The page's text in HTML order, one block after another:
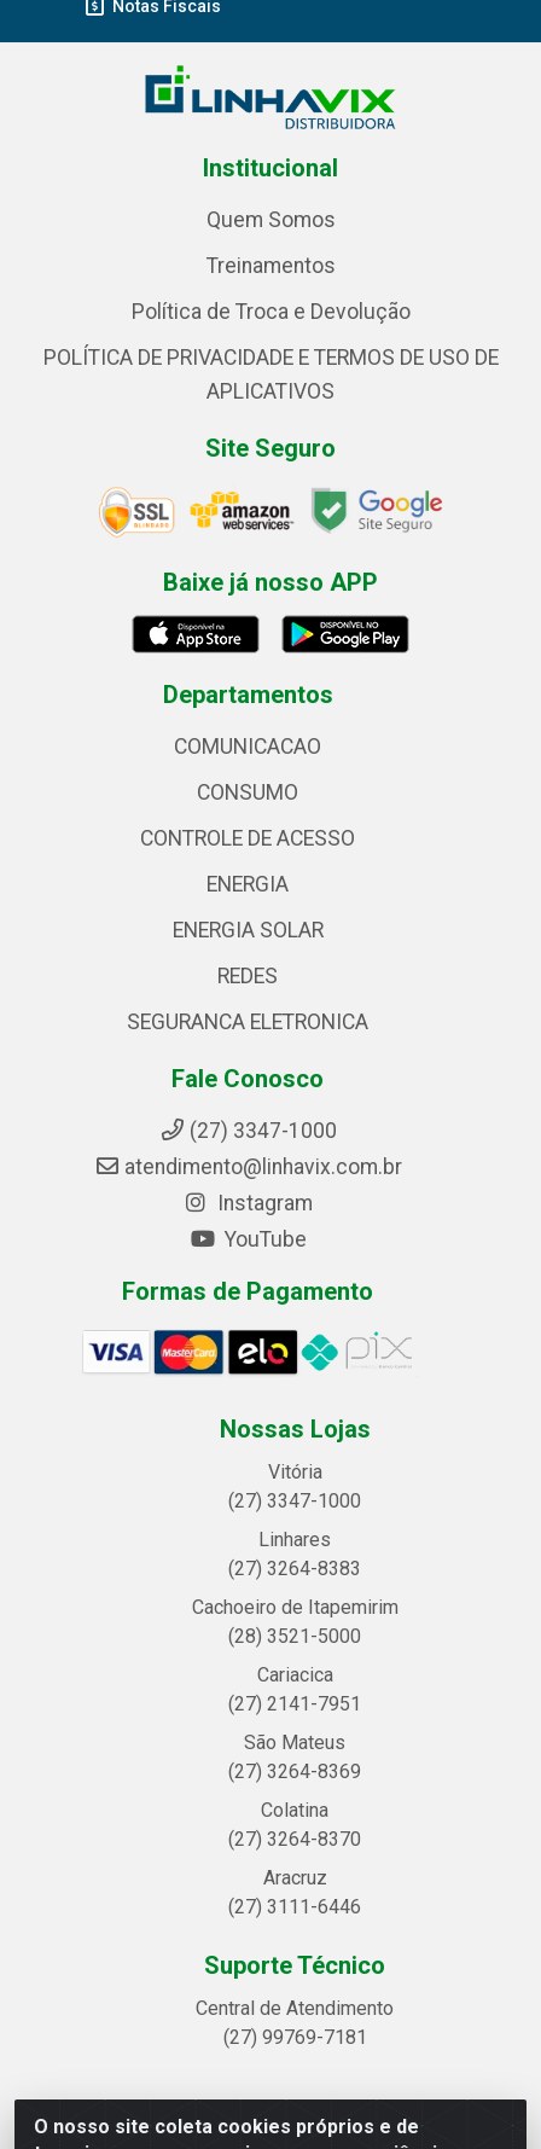
O nosso site coleta cookies próprios e de
Notas Fiscais
Institucional
Quem Somos
Treinamentos
Política de Troca e Devolução
POLÍTICA DE PRIVACIDADE E TERMOS DE USO DE
APLICATIVOS
Site Seguro
Baixe já nosso APP
Departamentos
COMUNICACAO
CONSUMO
CONTROLE DE ACESSO
ENERGIA
ENERGIA SOLAR
REDES
SEGURANCA ELETRONICA
Fale Conosco
(27) 3347-1000
atendimento@linhavix.com.br
Instagram
YouTube
Formas de Pagamento
Nossas Lojas
Vitória
(27) 3347-1000
Linhares
(27) 3264-8383
Cachoeiro de Itapemirim
(28) 3521-5000
Cariacica
(27) 2141-7951
São Mateus
(27) 3264-8369
Colatina
(27) 3264-8370
Aracruz
(27) 3111-6446
Suporte Técnico
Central de Atendimento
(27) 99769-7181
Linhavix Distribuidora LTDA - Avenida Alegre, 2521 -